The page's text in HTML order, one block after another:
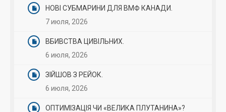
НОВІ СУБМАРИНИ ДЛЯ ВМФ КАНАДИ.
7 июля, 2026
ВБИВСТВА ЦИВІЛЬНИХ.
6 июля, 2026
ЗІЙШОВ З РЕЙОК.
6 июля, 2026
ОПТИМІЗАЦІЯ ЧИ «ВЕЛИКА ПЛУТАНИНА»?